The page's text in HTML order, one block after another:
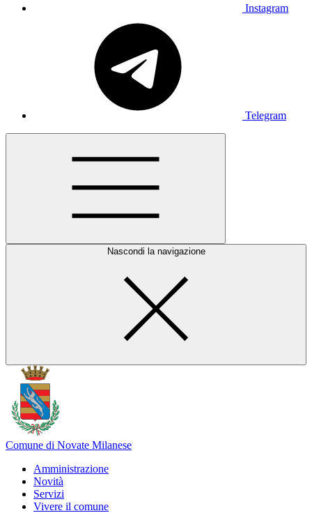
Instagram
Telegram
Nascondi la navigazione
Comune di Novate Milanese
Amministrazione
Novità
Servizi
Vivere il comune